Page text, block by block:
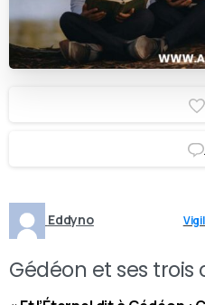
Eddyno
Gédéon et ses